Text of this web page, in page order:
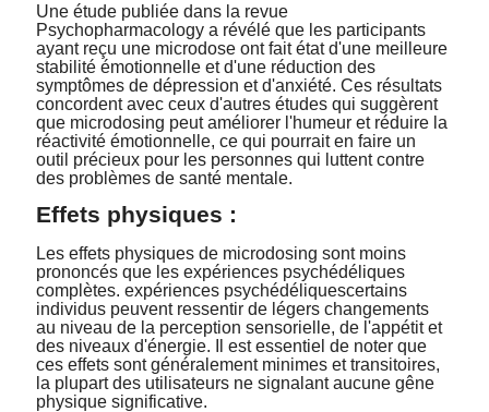
Une étude publiée dans la revue
Psychopharmacology a révélé que les participants
ayant reçu une microdose ont fait état d'une meilleure
stabilité émotionnelle et d'une réduction des
symptômes de dépression et d'anxiété. Ces résultats
concordent avec ceux d'autres études qui suggèrent
que microdosing peut améliorer l'humeur et réduire la
réactivité émotionnelle, ce qui pourrait en faire un
outil précieux pour les personnes qui luttent contre
des problèmes de santé mentale.
Effets physiques :
Les effets physiques de microdosing sont moins
prononcés que les expériences psychédéliques
complètes.expériences psychédéliquescertains
individus peuvent ressentir de légers changements
au niveau de la perception sensorielle, de l'appétit et
des niveaux d'énergie. Il est essentiel de noter que
ces effets sont généralement minimes et transitoires,
la plupart des utilisateurs ne signalant aucune gêne
physique significative.